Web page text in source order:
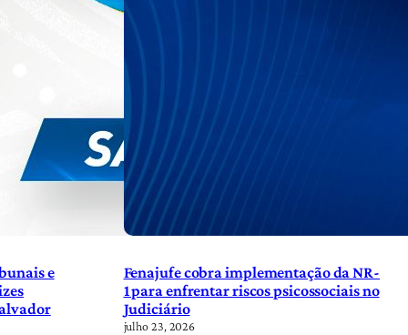
e
Fenajufe cobra implementação da NR-
1 para enfrentar riscos psicossociais no
Judiciário
julho 23, 2026